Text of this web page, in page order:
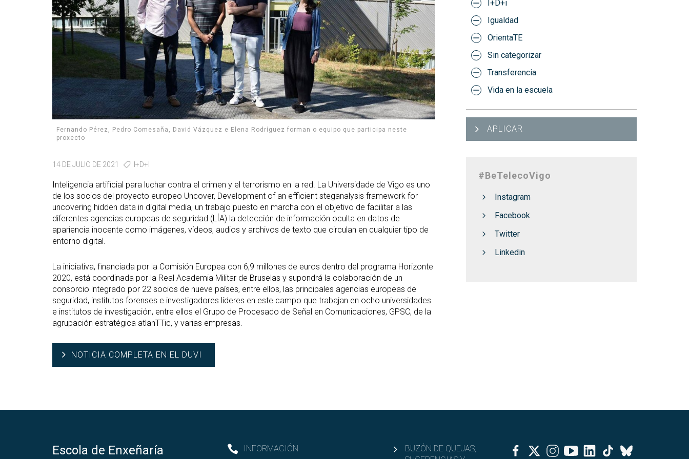
Fernando Pérez, Pedro Comesaña, David Vázquez e Elena Rodríguez forman o equipo que participa neste
proxecto
14 DE JULIO DE 2021 I+D+I
Inteligencia artificial para luchar contra el crimen y el terrorismo en la red. La Universidade de Vigo es uno
de los socios del proyecto europeo Uncover, Development of an efficient steganalysis framework for
uncovering hidden data in digital media, un trabajo puesto en marcha con el objetivo de facilitar a las
diferentes agencias europeas de seguridad (LÍA) la detección de información oculta en datos de
apariencia inocente como imágenes, vídeos, audios y archivos de texto que circulan en cualquier tipo de
entorno digital.
La iniciativa, financiada por la Comisión Europea con 6,9 millones de euros dentro del programa Horizonte
2020, está coordinada por la Real Academia Militar de Bruselas y supondrá la colaboración de un
consorcio integrado por 22 socios de nueve países, entre ellos, las principales agencias europeas de
seguridad, institutos forenses e investigadores líderes en este campo que trabajan en ocho universidades
e institutos de investigación, entre ellos el Grupo de Procesado de Señal en Comunicaciones, GPSC, de la
agrupación estratégica atlanTTic, y varias empresas.
NOTICIA COMPLETA EN EL DUVI
I+D+i
Igualdad
OrientaTE
Sin categorizar
Transferencia
Vida en la escuela
APLICAR
#BeTelecoVigo
Instagram
Facebook
Twitter
Linkedin
Escola de Enxeñaría
INFORMACIÓN
BUZÓN DE QUEJAS,
Facebook
TwitterInstagramYoutubeLinkedinTiktok
Bluesky